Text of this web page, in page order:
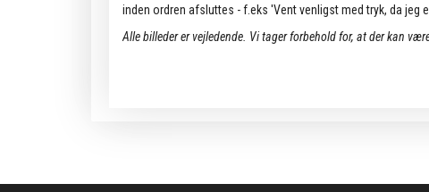
inden ordren afsluttes - f.eks 'Vent venligst med tryk, da jeg
Alle billeder er vejledende. Vi tager forbehold for, at der kan